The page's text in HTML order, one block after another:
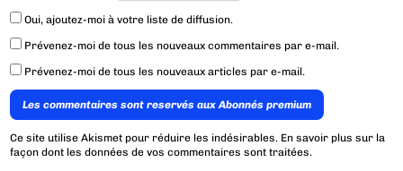
Oui, ajoutez-moi à votre liste de diffusion.
Prévenez-moi de tous les nouveaux commentaires par e-mail.
Prévenez-moi de tous les nouveaux articles par e-mail.
Les commentaires sont reservés aux Abonnés premium
Ce site utilise Akismet pour réduire les indésirables. En savoir plus sur la
façon dont les données de vos commentaires sont traitées.